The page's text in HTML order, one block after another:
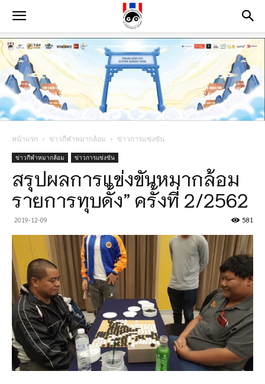
หน้าแรก ข่าวกีฬาหมากล้อม ข่าวการแข่งขัน
ข่าวกีฬาหมากล้อม ข่าวการแข่งขัน
สรุปผลการแข่งขันหมากล้อม
รายการทุบดั้ง” ครั้งที่ 2/2562
2019-12-09 581